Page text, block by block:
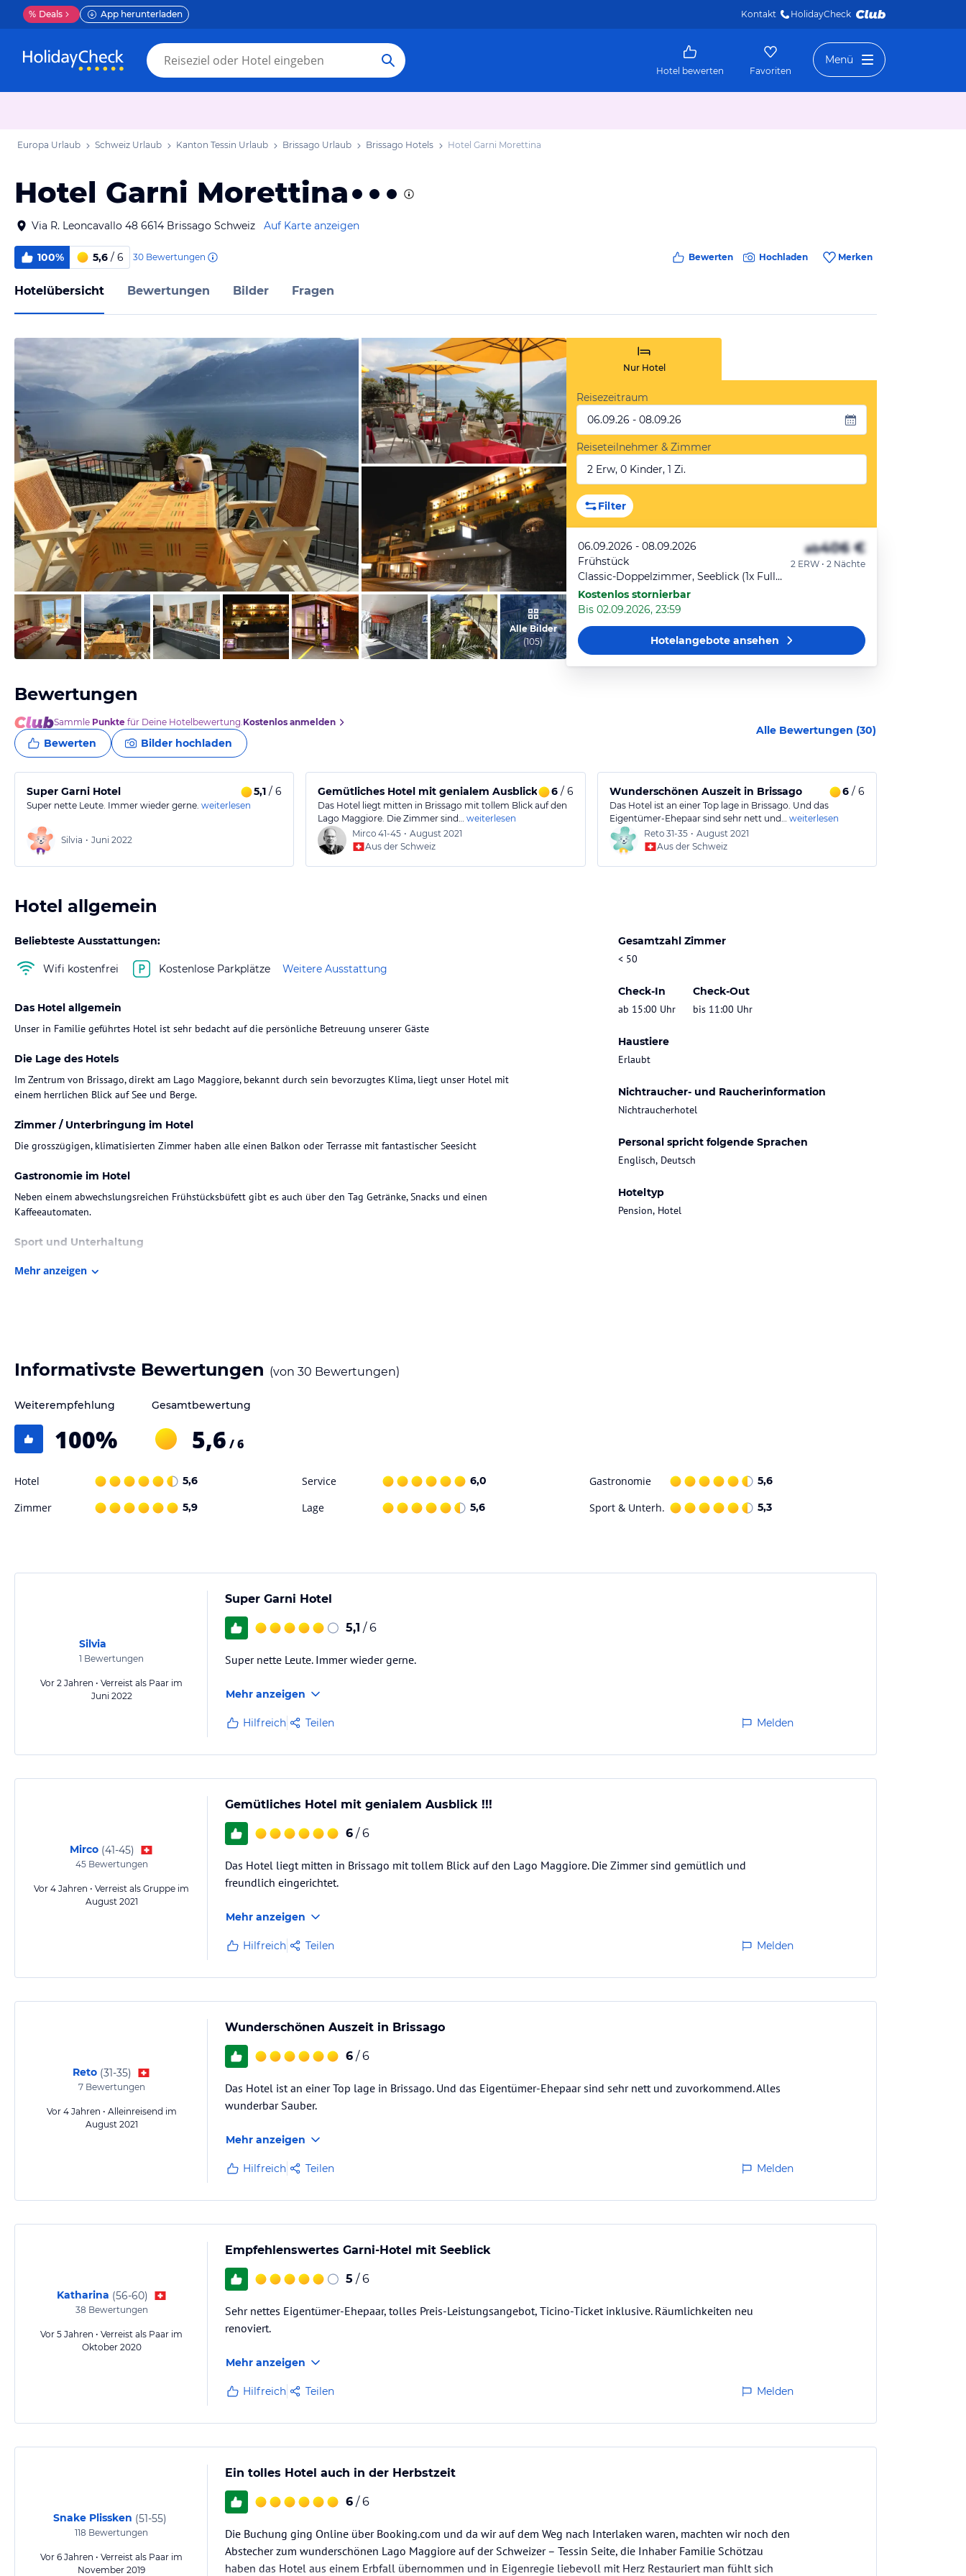
% Deals App herunterladen Kontakt HolidayCheck
Hotel bewerten Favoriten
Menü
Europa Urlaub Schweiz Urlaub Kanton Tessin Urlaub Brissago Urlaub Brissago Hotels Hotel Garni Morettina
Hotel Garni Morettina
Via R. Leoncavallo 48 6614 Brissago Schweiz Auf Karte anzeigen
100% 5,6 / 6 30 Bewertungen Bewerten Hochladen Merken
Hotelübersicht Bewertungen Bilder Fragen
vom Hotelier, Mai 2015
vom Hotelier, Mai 2015
vom Hotelier, Mai 2015
Alle Bilder
(105)
Nur Hotel
Reisezeitraum
06.09.26 - 08.09.26
Reiseteilnehmer & Zimmer
2 Erw, 0 Kinder, 1 Zi.
Filter
06.09.2026 - 08.09.2026
Frühstück
Classic-Doppelzimmer, Seeblick (1x FullBed)
Kostenlos stornierbar
Bis 02.09.2026, 23:59
ab406 €
2 ERW • 2 Nächte
Hotelangeboteansehen
Bewertungen
Sammle Punkte für Deine Hotelbewertung.Kostenlos anmelden
Bewerten Bilder hochladen
Alle Bewertungen (30)
Super Garni Hotel 5,1 / 6
Super nette Leute. Immer wieder gerne. weiterlesen
Silvia • Juni 2022
Gemütliches Hotel mit genialem Ausblick !!!6/ 6
Das Hotel liegt mitten in Brissago mit tollem Blick auf den
Lago Maggiore. Die Zimmer sind… weiterlesen
Mirco 41-45 • August 2021
Aus der Schweiz
Wunderschönen Auszeit in Brissago 6/ 6
Das Hotel ist an einer Top lage in Brissago. Und das
Eigentümer-Ehepaar sind sehr nett und… weiterlesen
Reto 31-35 • August 2021
Aus der Schweiz
Hotel allgemein
Beliebteste Ausstattungen:
Wifi kostenfrei Kostenlose Parkplätze Weitere Ausstattung
Gesamtzahl Zimmer
< 50
Check-In
ab 15:00 Uhr
Check-Out
bis 11:00 Uhr
Haustiere
Erlaubt
Nichtraucher- und Raucherinformation
Nichtraucherhotel
Personal spricht folgende Sprachen
Englisch, Deutsch
Hoteltyp
Pension, Hotel
Das Hotel allgemein
Unser in Familie geführtes Hotel ist sehr bedacht auf die persönliche Betreuung unserer Gäste
Die Lage des Hotels
Im Zentrum von Brissago, direkt am Lago Maggiore, bekannt durch sein bevorzugtes Klima, liegt unser Hotel mit
Zimmer / Unterbringung im Hotel
Die grosszügigen, klimatisierten Zimmer haben alle einen Balkon oder Terrasse mit fantastischer Seesicht
Gastronomie im Hotel
Neben einem abwechslungsreichen Frühstücksbüfett gibt es auch über den Tag Getränke, Snacks und einen
Kaffeeautomaten.
Sport und Unterhaltung
Gewähr und ohne Prüfung durch HolidayCheck. Bitte lies vor der Buchung die verbindlichen
Mehr anzeigen
Informativste Bewertungen (von 30 Bewertungen)
Weiterempfehlung
100%
Gesamtbewertung
5,6 / 6
Hotel 5,6 Service 6,0 Gastronomie 5,6
Zimmer 5,9 Lage 5,6 Sport & Unterh. 5,3
Silvia
1 Bewertungen
Vor 2 Jahren • Verreist als Paar im
Juni 2022
Super Garni Hotel
5,1 / 6
Super nette Leute. Immer wieder gerne.
Mehr anzeigen
Hilfreich Teilen Melden
Mirco (41-45)
45Bewertungen
Vor 4 Jahren • Verreist als Gruppe im
August 2021
Gemütliches Hotel mit genialem Ausblick !!!
6 / 6
Das Hotel liegt mitten in Brissago mit tollem Blick auf den Lago Maggiore. Die Zimmer sind gemütlich und
freundlich eingerichtet.
Mehr anzeigen
Hilfreich Teilen Melden
Reto (31-35)
7Bewertungen
Vor 4 Jahren • Alleinreisend im
August 2021
Wunderschönen Auszeit in Brissago
6 / 6
Das Hotel ist an einer Top lage in Brissago. Und das Eigentümer-Ehepaar sind sehr nett und zuvorkommend. Alles
wunderbar Sauber.
Mehr anzeigen
Hilfreich Teilen Melden
Katharina (56-60)
38 Bewertungen
Vor 5 Jahren • Verreist als Paar im
Oktober 2020
Empfehlenswertes Garni-Hotel mit Seeblick
5 / 6
Sehr nettes Eigentümer-Ehepaar, tolles Preis-Leistungsangebot, Ticino-Ticket inklusive. Räumlichkeiten neu
renoviert.
Mehr anzeigen
Hilfreich Teilen Melden
Snake Plissken (51-55)
118 Bewertungen
Vor 6 Jahren • Verreist als Paar im
November 2019
Ein tolles Hotel auch in der Herbstzeit
6 / 6
Die Buchung ging Online über Booking.com und da wir auf dem Weg nach Interlaken waren, machten wir noch den
Abstecher zum wunderschönen Lago Maggiore auf der Schweizer – Tessin Seite, die Inhaber Familie Schötzau
haben das Hotel aus einem Erbfall übernommen und in Eigenregie liebevoll mit Herz Restauriert man fühlt sich